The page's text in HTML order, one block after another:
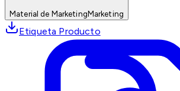
Material de MarketingMarketing
Etiqueta Producto